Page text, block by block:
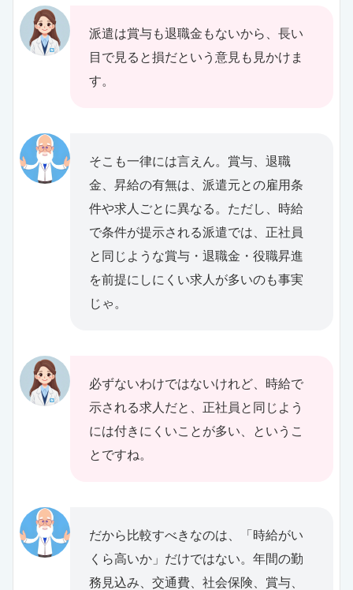
派遣は賞与も退職金もないから、長い
目で見ると損だという意見も見かけま
す。
そこも一律には言えん。賞与、退職
金、昇給の有無は、派遣元との雇用条
件や求人ごとに異なる。ただし、時給
で条件が提示される派遣では、正社員
と同じような賞与・退職金・役職昇進
を前提にしにくい求人が多いのも事実
じゃ。
必ずないわけではないけれど、時給で
示される求人だと、正社員と同じよう
には付きにくいことが多い、というこ
とですね。
だから比較すべきなのは、「時給がい
くら高いか」だけではない。年間の勤
務見込み、交通費、社会保険、賞与、